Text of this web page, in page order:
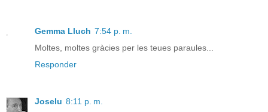
Gemma Lluch 7:54 p. m.
Moltes, moltes gràcies per les teues paraules...
Responder
Joselu 8:11 p. m.